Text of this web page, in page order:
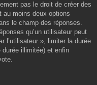
pas le droit de créer des
au moins deux options
le champ des réponses.
qu’un utilisateur peut
l’utilisateur », limiter la durée
durée illimitée) et enfin